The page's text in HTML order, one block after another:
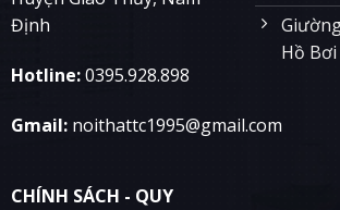
Định
Hotline:0395.928.898
Gmail:noithattc1995@gmail.com
Hồ Bơi
CHÍNH SÁCH - QUY